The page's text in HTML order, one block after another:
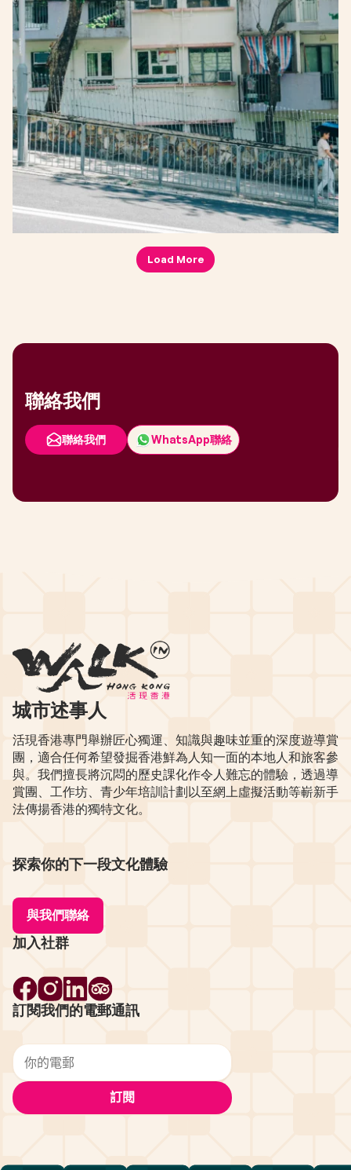
Load More
聯絡我們
聯絡我們 WhatsApp聯絡
城市述事人
活現香港專門舉辦匠心獨運、知識與趣味並重的深度遊導賞
團，適合任何希望發掘香港鮮為人知一面的本地人和旅客參
與。我們擅長將沉悶的歷史課化作令人難忘的體驗，透過導
賞團、工作坊、青少年培訓計劃以至網上虛擬活動等嶄新手
法傳揚香港的獨特文化。
探索你的下一段文化體驗
與我們聯絡
加入社群
訂閱我們的電郵通訊